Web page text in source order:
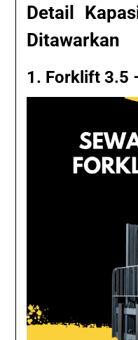
Detail
Ditawarkan
1. Forklift 3.5